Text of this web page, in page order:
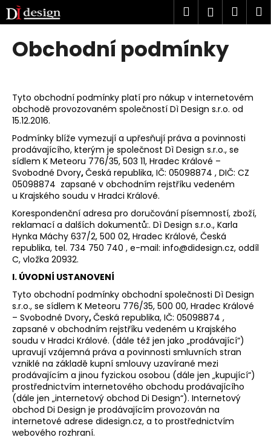
Přejít
na
obsah
Hledat
Obchodní podmínky
Tyto obchodní podmínky platí pro nákup v internetovém
obchodě provozovaném společností Dì Design s.r.o. od
15.12.2016.
Podmínky blíže vymezují a upřesňují práva a povinnosti
prodávajícího, kterým je společnost Dì Design s.r.o., se
sídlem K Meteoru 776/35, 503 11, Hradec Králové –
Svobodné Dvory,Česká republika, IČ: 05098874 , DIČ: CZ
05098874 zapsané v obchodním rejstříku vedeném
u Krajského soudu v Hradci Králové.
Korespondenční adresa pro doručování písemností, zboží,
reklamací a dalších dokumentů:. Dì Design s.r.o., Karla
Hynka Máchy 637/2, 500 02, Hradec Králové, Česká
republika, tel. 734 750 740 , e-mail: info@didesign.cz, oddíl
C, vložka 20932.
I. ÚVODNÍ USTANOVENÍ
Tyto obchodní podmínky obchodní společnosti Dì Design
s.r.o., se sídlem K Meteoru 776/35, 500 00, Hradec Králové
– Svobodné Dvory,Česká republika, IČ: 05098874 ,
zapsané v obchodním rejstříku vedeném u Krajského
soudu v Hradci Králové. (dále též jen jako „prodávající“)
upravují vzájemná práva a povinnosti smluvních stran
vzniklé na základě kupní smlouvy uzavírané mezi
prodávajícím a jinou fyzickou osobou (dále jen „kupující“)
prostřednictvím internetového obchodu prodávajícího
(dále jen „internetový obchod Di Design“). Internetový
obchod Di Design je prodávajícím provozován na
internetové adrese didesign.cz, a to prostřednictvím
webového rozhraní.
K
o
p
o
t
ř
e
b
u
j
e
t
e
n
a
j
í
t
?
HLEDAT